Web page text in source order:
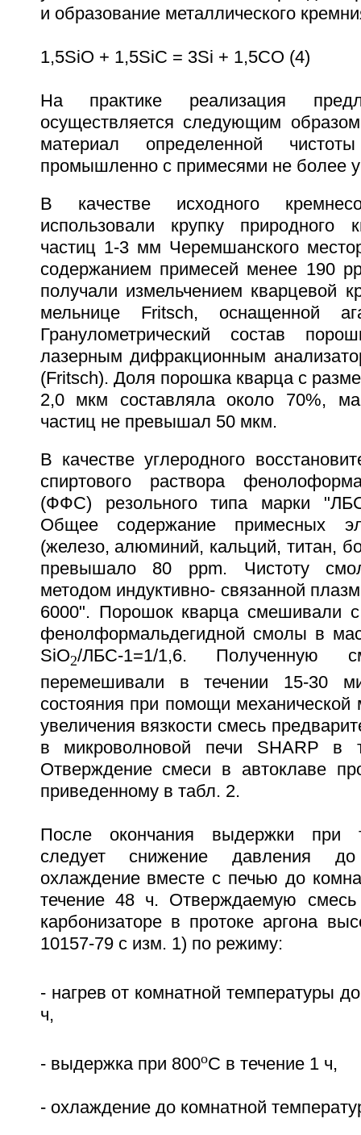
и образование металлического
1,5SiO + 1,5SiC = 3Si + 1,5CO (4)
На практике реализация
осуществляется следующим
материал определенной
промышленно с примесями не более
В качестве исходного
использовали крупку природного
частиц 1-3 мм Черемшанского
содержанием примесей менее 190
получали измельчением кварцевой
мельнице Fritsch, оснащенной
Гранулометрический состав
лазерным дифракционным
(Fritsch). Доля порошка кварца с
2,0 мкм составляла около 70%,
частиц не превышал 50 мкм.
В качестве углеродного
спиртового раствора
(ФФС) резольного типа марки
Общее содержание примесных
(железо, алюминий, кальций, титан,
превышало 80 ppm. Чистоту
методом индуктивно- связанной
6000". Порошок кварца смешивали
фенолформальдегидной смолы в
SiO2/ЛБС-1=1/1,6. Полученную
перемешивали в течении 15-30
состояния при помощи
увеличения вязкости смесь
в микроволновой печи SHARP в
Отверждение смеси в автоклаве
приведенному в табл. 2.
После окончания выдержки при
следует снижение давления
охлаждение вместе с печью до
течение 48 ч. Отверждаемую смесь
карбонизаторе в протоке аргона
10157-79 с изм. 1) по режиму:
- нагрев от комнатной температуры
ч,
- выдержка при 800oC в течение 1 ч,
- охлаждение до комнатной